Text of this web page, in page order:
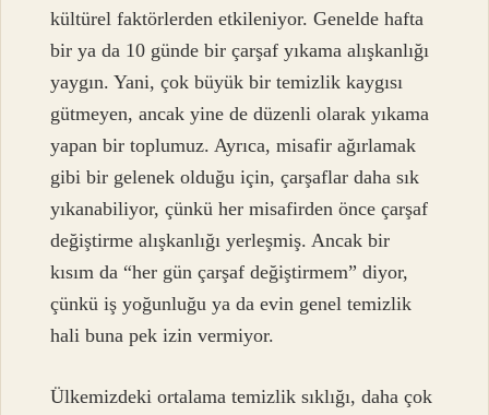
kültürel faktörlerden etkileniyor. Genelde hafta
bir ya da 10 günde bir çarşaf yıkama alışkanlığı
yaygın. Yani, çok büyük bir temizlik kaygısı
gütmeyen, ancak yine de düzenli olarak yıkama
yapan bir toplumuz. Ayrıca, misafir ağırlamak
gibi bir gelenek olduğu için, çarşaflar daha sık
yıkanabiliyor, çünkü her misafirden önce çarşaf
değiştirme alışkanlığı yerleşmiş. Ancak bir
kısım da “her gün çarşaf değiştirmem” diyor,
çünkü iş yoğunluğu ya da evin genel temizlik
hali buna pek izin vermiyor.
Ülkemizdeki ortalama temizlik sıklığı, daha çok